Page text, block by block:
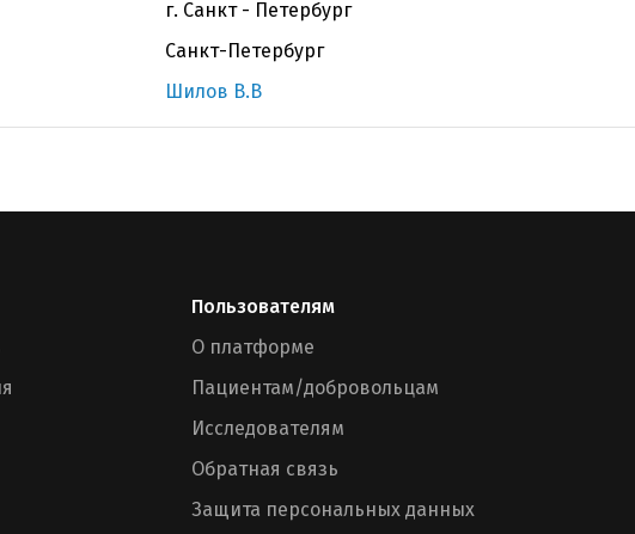
г. Санкт - Петербург
Санкт-Петербург
Шилов В.В
Пользователям
О платформе
Пациентам/добровольцам
Исследователям
Обратная связь
Защита персональных данных